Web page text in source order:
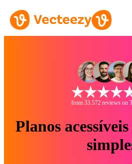
from 33.572 reviews on
Planos